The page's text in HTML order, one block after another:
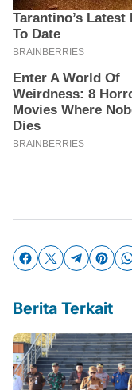
Berita Terkait